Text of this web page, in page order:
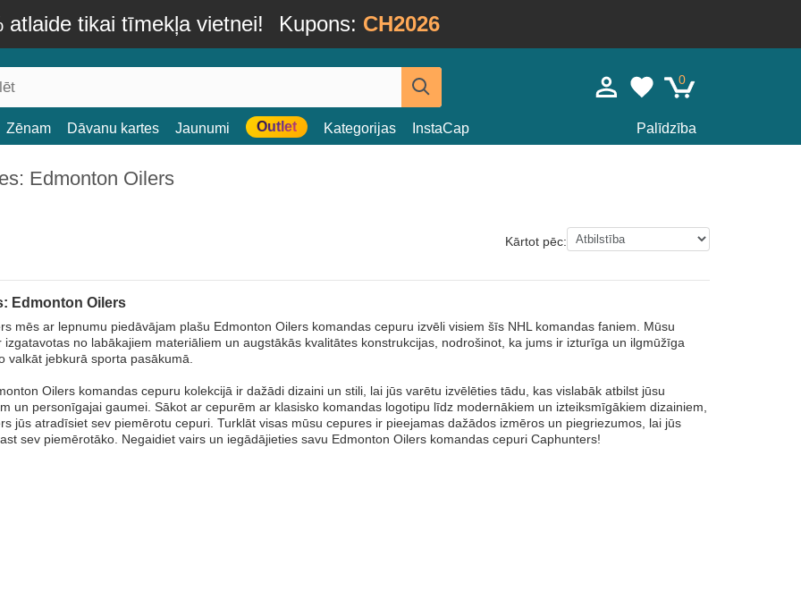
atlaide tikai tīmekļa vietnei! Kupons: CH2026
0
Zēnam Dāvanu kartes Jaunumi Outlet Kategorijas InstaCap Palīdzība
Edmonton Oilers
Kārtot pēc:
Edmonton Oilers
mēs ar lepnumu piedāvājam plašu Edmonton Oilers komandas cepuru izvēli visiem šīs NHL komandas faniem. Mūsu
izgatavotas no labākajiem materiāliem un augstākās kvalitātes konstrukcijas, nodrošinot, ka jums ir izturīga un ilgmūžīga
valkāt jebkurā sporta pasākumā.
Oilers komandas cepuru kolekcijā ir dažādi dizaini un stili, lai jūs varētu izvēlēties tādu, kas vislabāk atbilst jūsu
un personīgajai gaumei. Sākot ar cepurēm ar klasisko komandas logotipu līdz modernākiem un izteiksmīgākiem dizainiem,
jūs atradīsiet sev piemērotu cepuri. Turklāt visas mūsu cepures ir pieejamas dažādos izmēros un piegriezumos, lai jūs
sev piemērotāko. Negaidiet vairs un iegādājieties savu Edmonton Oilers komandas cepuri Caphunters!